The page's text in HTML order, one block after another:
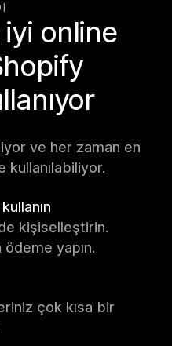
iyi online
ve her zaman en
kişiselleştirin.
ödeme yapın.
çok kısa bir